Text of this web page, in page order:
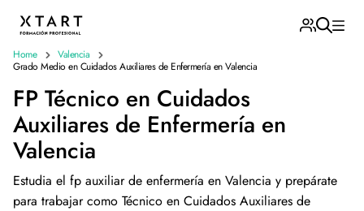
Home
Valencia
Grado Medio en Cuidados Auxiliares de Enfermería en Valencia
FP Técnico en Cuidados
Auxiliares de Enfermería en
Valencia
Estudia el fp auxiliar de enfermería en Valencia y prepárate
para trabajar como Técnico en Cuidados Auxiliares de